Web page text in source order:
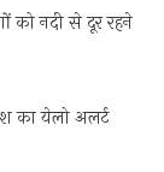
को नदी से दूर रहने
का येलो अलर्ट